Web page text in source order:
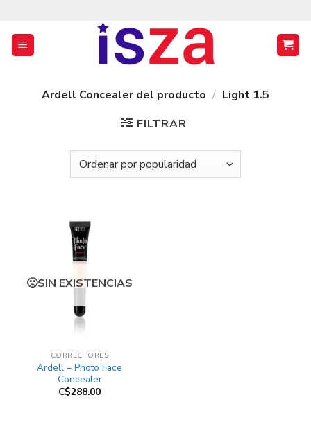
contenido
Ardell Concealer del producto / Light 1.5
FILTRAR
SIN EXISTENCIAS
CORRECTORES
Ardell – Photo Face
Concealer
C$288.00